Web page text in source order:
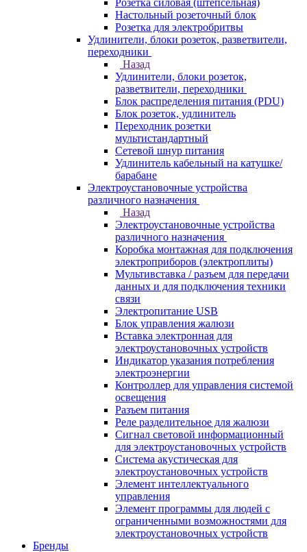
Розетка силовая (штепсельная)
Настольный розеточный блок
Розетка для электробритвы
Удлинители, блоки розеток, разветвители,
переходники
Назад
Удлинители, блоки розеток,
разветвители, переходники
Блок распределения питания (PDU)
Блок розеток, удлинитель
Переходник розетки
мультистандартный
Сетевой шнур питания
Удлинитель кабельный на катушке/
барабане
Электроустановочные устройства
различного назначения
Назад
Электроустановочные устройства
различного назначения
Коробка монтажная для подключения
электроприборов (электроплиты)
Мультивставка / разъем для передачи
данных и для подключения техники
связи
Электропитание USB
Блок управления жалюзи
Вставка электронная для
электроустановочных устройств
Индикатор указания потребления
электроэнергии
Контроллер для управления системой
освещения
Разъем питания
Реле разделительное для жалюзи
Сигнал световой информационный
для электроустановочных устройств
Система акустическая для
электроустановочных устройств
Элемент интеллектуального
управления
Элемент программы для людей с
ограниченными возможностями для
электроустановочных устройств
Бренды